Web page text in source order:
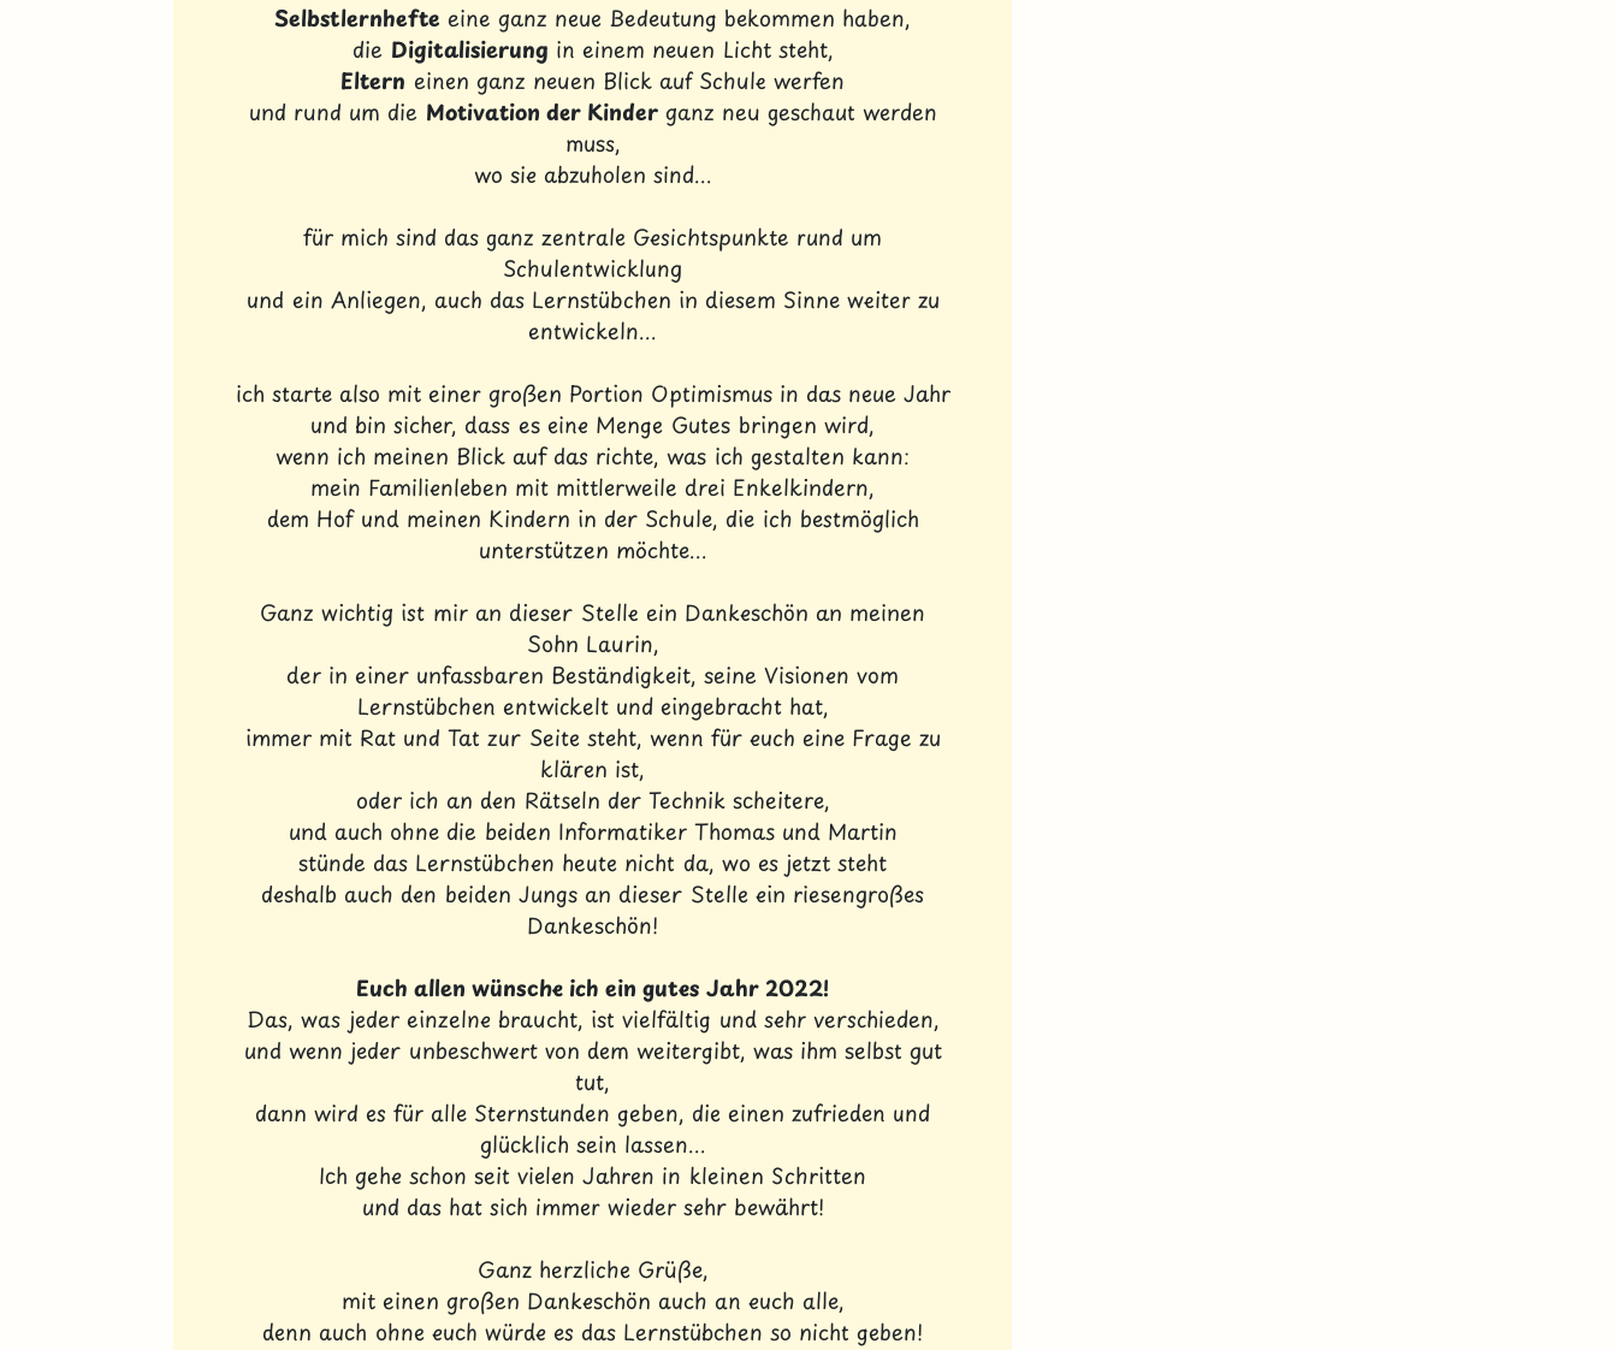
Selbstlernhefte eine ganz neue Bedeutung bekommen haben,
die Digitalisierung in einem neuen Licht steht,
Eltern einen ganz neuen Blick auf Schule werfen
und rund um die Motivation der Kinderganz neu geschaut werden
muss,
wo sie abzuholen sind...
für mich sind das ganz zentrale Gesichtspunkte rund um
Schulentwicklung
und ein Anliegen, auch das Lernstübchen in diesem Sinne weiter zu
entwickeln...
ich starte also mit einer großen Portion Optimismus in das neue Jahr
und bin sicher, dass es eine Menge Gutes bringen wird,
wenn ich meinen Blick auf das richte, was ich gestalten kann:
mein Familienleben mit mittlerweile drei Enkelkindern,
dem Hof und meinen Kindern in der Schule, die ich bestmöglich
unterstützen möchte...
Ganz wichtig ist mir an dieser Stelle ein Dankeschön an meinen
Sohn Laurin,
der in einer unfassbaren Beständigkeit, seine Visionen vom
Lernstübchen entwickelt und eingebracht hat,
immer mit Rat und Tat zur Seite steht, wenn für euch eine Frage zu
klären ist,
oder ich an den Rätseln der Technik scheitere,
und auch ohne die beiden Informatiker Thomas und Martin
stünde das Lernstübchen heute nicht da, wo es jetzt steht
deshalb auch den beiden Jungs an dieser Stelle ein riesengroßes
Dankeschön!
Euch allen wünsche ich ein gutes Jahr 2022!
Das, was jeder einzelne braucht, ist vielfältig und sehr verschieden,
und wenn jeder unbeschwert von dem weitergibt, was ihm selbst gut
tut,
dann wird es für alle Sternstunden geben, die einen zufrieden und
glücklich sein lassen...
Ich gehe schon seit vielen Jahren in kleinen Schritten
und das hat sich immer wieder sehr bewährt!
Ganz herzliche Grüße,
mit einen großen Dankeschön auch an euch alle,
denn auch ohne euch würde es das Lernstübchen so nicht geben!